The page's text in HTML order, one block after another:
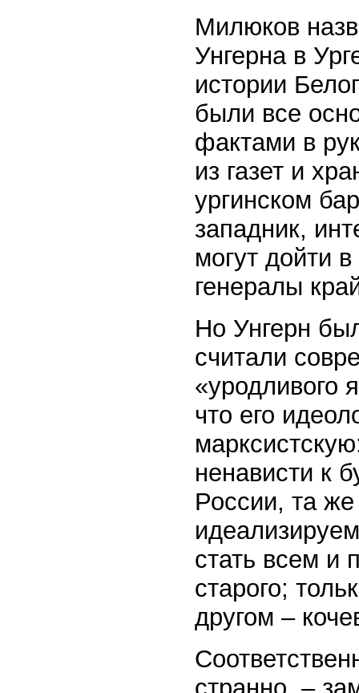
Милюков
Унгерна в
истории
были все
фактами в
из газет и
ургинском
западник,
могут дойти
генералы
Но Унгерн
считали
«уродливого
что его
ненависти к
России, та
стать всем и
старого;
другом –